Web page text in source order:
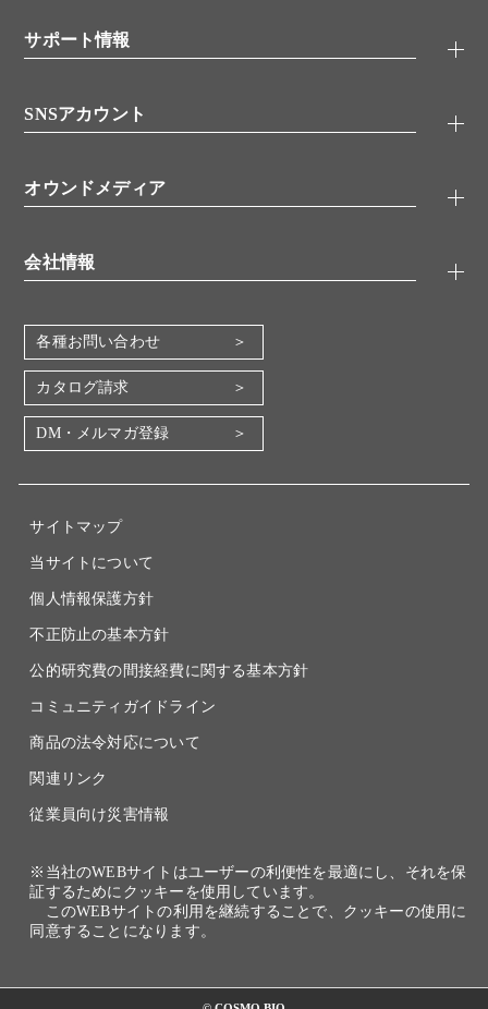
シグナル伝達
糖類／レクチン
分子生物
バイオメディカル(環境・食品)
機器・消耗品
代理店
サポート情報
アプリケーションノート
書類ダウンロード
SNSアカウント
YouTube
オウンドメディア
会社情報
会社概要
地図・アクセス（本社）
IR情報
電子公告
各種お問い合わせ
カタログ請求
DM・メルマガ登録
サイトマップ
当サイトについて
個人情報保護方針
不正防止の基本方針
公的研究費の間接経費に関する基本方針
コミュニティガイドライン
商品の法令対応について
関連リンク
従業員向け災害情報
※当社のWEBサイトはユーザーの利便性を最適にし、それを保
証するためにクッキーを使用しています。
このWEBサイトの利用を継続することで、クッキーの使用に
同意することになります。